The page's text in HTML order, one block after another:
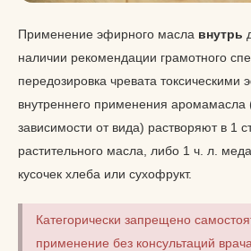
Применение эфирного масла внутрь
наличии рекомендации грамотного
передозировка чревата
внутреннего применения аромамасла
зависимости от вида) растворяют в 1
растительного масла, либо 1 ч. л.
кусочек хлеба или сухофрукт.
Категорически запрещено
применение без консультаций